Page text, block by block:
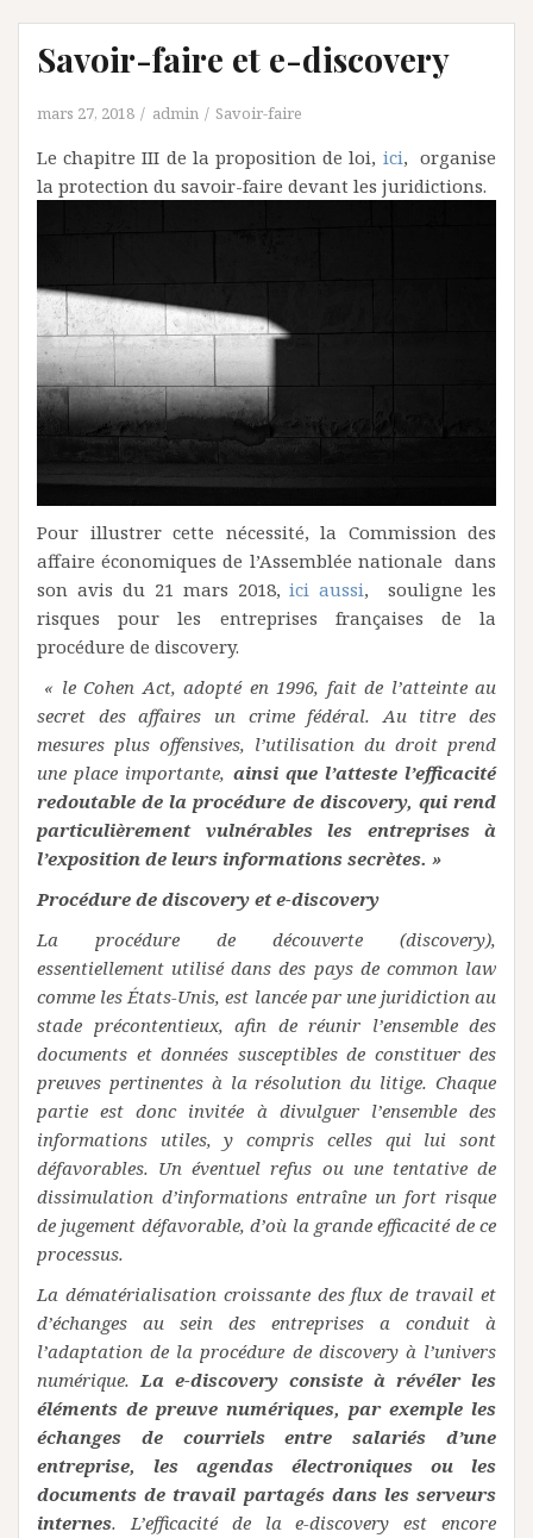
Savoir-faire et e-discovery
mars 27, 2018 admin Savoir-faire
Le chapitre III de la proposition de loi, ici, organise
la protection du savoir-faire devant les juridictions.
Pour illustrer cette nécessité, la Commission des
affaire économiques de l’Assemblée nationale dans
son avis du 21 mars 2018,ici aussi, souligne les
risques pour les entreprises françaises de la
procédure de discovery.
« le Cohen Act, adopté en 1996, fait de l’atteinte au
secret des affaires un crime fédéral. Au titre des
mesures plus offensives, l’utilisation du droit prend
une place importante, ainsi que l’atteste l’efficacité
redoutable de la procédure de discovery, qui rend
particulièrement vulnérables les entreprises à
l’exposition de leurs informations secrètes. »
Procédure de discovery et e-discovery
La procédure de découverte (discovery),
essentiellement utilisé dans des pays de common law
comme les États-Unis, est lancée par une juridiction au
stade précontentieux, afin de réunir l’ensemble des
documents et données susceptibles de constituer des
preuves pertinentes à la résolution du litige. Chaque
partie est donc invitée à divulguer l’ensemble des
informations utiles, y compris celles qui lui sont
défavorables. Un éventuel refus ou une tentative de
dissimulation d’informations entraîne un fort risque
de jugement défavorable, d’où la grande efficacité de ce
processus.
La dématérialisation croissante des flux de travail et
d’échanges au sein des entreprises a conduit à
l’adaptation de la procédure de discovery à l’univers
numérique.La e-discovery consiste à révéler les
éléments de preuve numériques, par exemple les
échanges de courriels entre salariés d’une
entreprise, les agendas électroniques ou les
documents de travail partagés dans les serveurs
internes. L’efficacité de la e-discovery est encore